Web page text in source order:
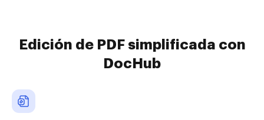
Edición de PDF simplificada con
DocHub